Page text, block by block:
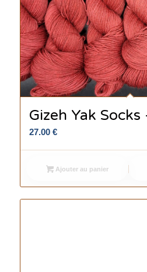
Gizeh Yak
27.00 €
Ajouter au panier